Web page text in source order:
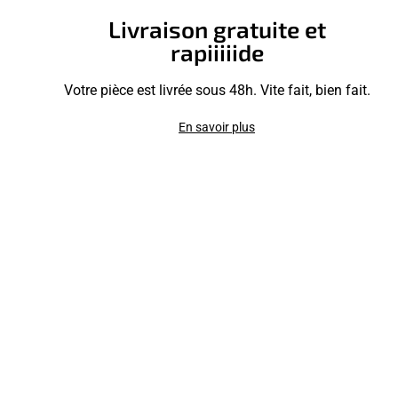
Livraison gratuite et
rapiiiiide
Votre pièce est livrée sous 48h. Vite fait, bien fait.
En savoir plus